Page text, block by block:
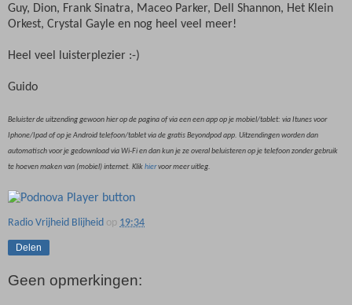
Guy, Dion, Frank Sinatra, Maceo Parker, Dell Shannon, Het Klein
Orkest, Crystal Gayle en nog heel veel meer!
Heel veel luisterplezier :-)
Guido
Beluister de uitzending gewoon hier op de pagina of via een een app op je mobiel/tablet: via Itunes voor
Iphone/Ipad of op je Android telefoon/tablet via de gratis Beyondpod app. Uitzendingen worden dan
automatisch voor je gedownload via Wi-Fi en dan kun je ze overal beluisteren op je telefoon zonder gebruik
te hoeven maken van (mobiel) internet. Klikhiervoor meer uitleg.
Radio Vrijheid Blijheid op 19:34
Delen
Geen opmerkingen: